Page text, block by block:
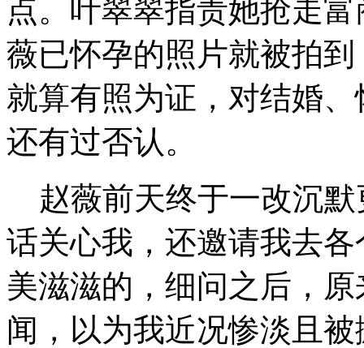
点。叶翠翠指责她抢走
薇已怀孕的照片就被拍
就算有照为证，对结婚
还有过否认。
赵薇前天终于一改沉默
话关心我，还邀请我去
美滋滋的，细问之后，
闻，以为我近况惨淡且